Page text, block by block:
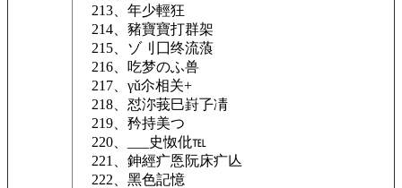
213、年少輕狂ゝ
214、豬寶寶打群架
215、ゾ刂囗终流蒗
216、吃梦のふ兽
217、γǔ尒相关+
218、怼沵莪巳崶孒凊
219、矜持美つ
220、___史怓仳℡
221、鉮經疒悘阮床疒亾
222、黑色記憶